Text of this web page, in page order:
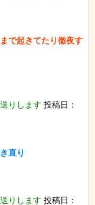
で起きてたり徹夜す
りします 投稿日：
直り
りします 投稿日：